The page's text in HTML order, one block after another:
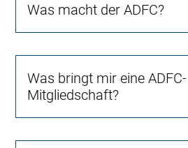
Was macht der ADFC?
Was bringt mir eine ADFC-
Mitgliedschaft?